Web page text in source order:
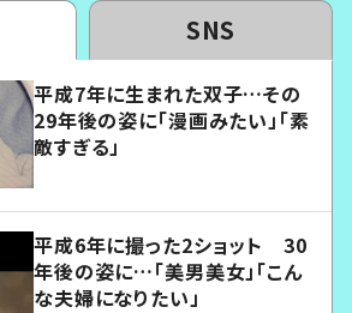
SNS
平成7年に生まれた双子…その
29年後の姿に「漫画みたい」「素
敵すぎる」
平成6年に撮った2ショット 30
年後の姿に…「美男美女」「こん
な夫婦になりたい」